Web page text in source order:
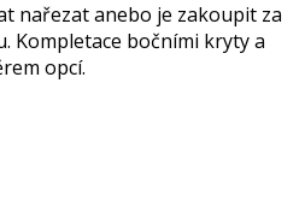
nařezat anebo je zakoupit za
Kompletace bočními kryty a
opcí.